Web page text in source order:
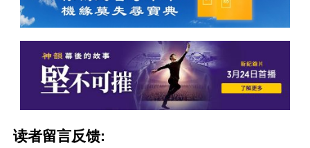
读者留言反馈: